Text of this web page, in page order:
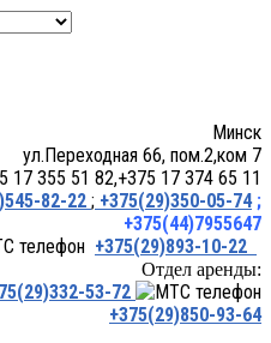
ул.Переходная 66, пом.2,ком 7
17 355 51 82,+375 17 374 65 11
82-22 ; +375(29)350-05-74 ;
+375(44)7955647
+375(29)893-10-22
Отдел аренды:
53-72
+375(29)850-93-64